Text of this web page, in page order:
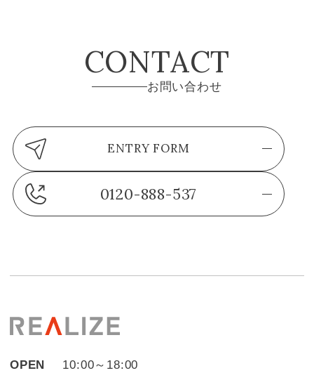
CONTACT
お問い合わせ
ENTRY FORM
0120-888-537
OPEN 10:00～18:00